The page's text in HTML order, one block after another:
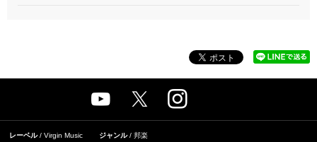
レーベル Virgin Music ジャンル 邦楽